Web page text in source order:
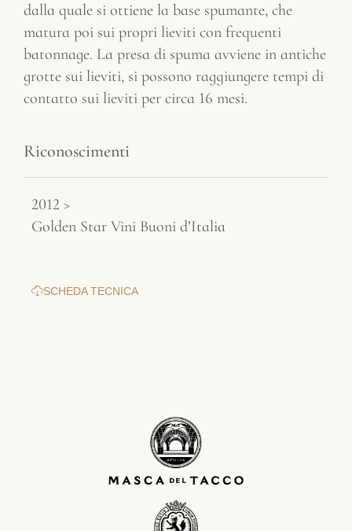
dalla quale si ottiene la base spumante, che
matura poi sui propri lieviti con frequenti
batonnage. La presa di spuma avviene in antiche
grotte sui lieviti, si possono raggiungere tempi di
contatto sui lieviti per circa 16 mesi.
Riconoscimenti
2012 >
Golden Star Vini Buoni d’Italia
SCHEDA TECNICA